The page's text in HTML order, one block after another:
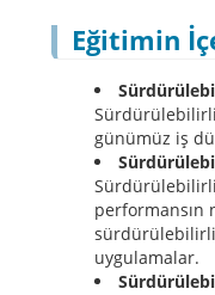
Eğitimin
günümüz iş
performansın
uygulamalar.